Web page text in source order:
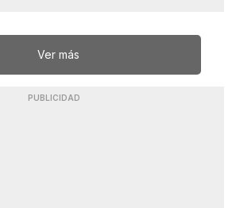
Ver más
PUBLICIDAD